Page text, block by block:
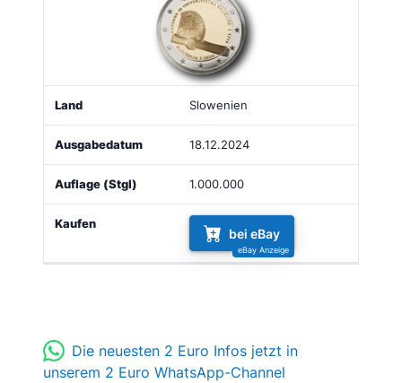
Slowenien
18.12.2024
1.000.000
bei eBay
Die neuesten 2 Euro Infos jetzt in
unserem 2 Euro WhatsApp-Channel